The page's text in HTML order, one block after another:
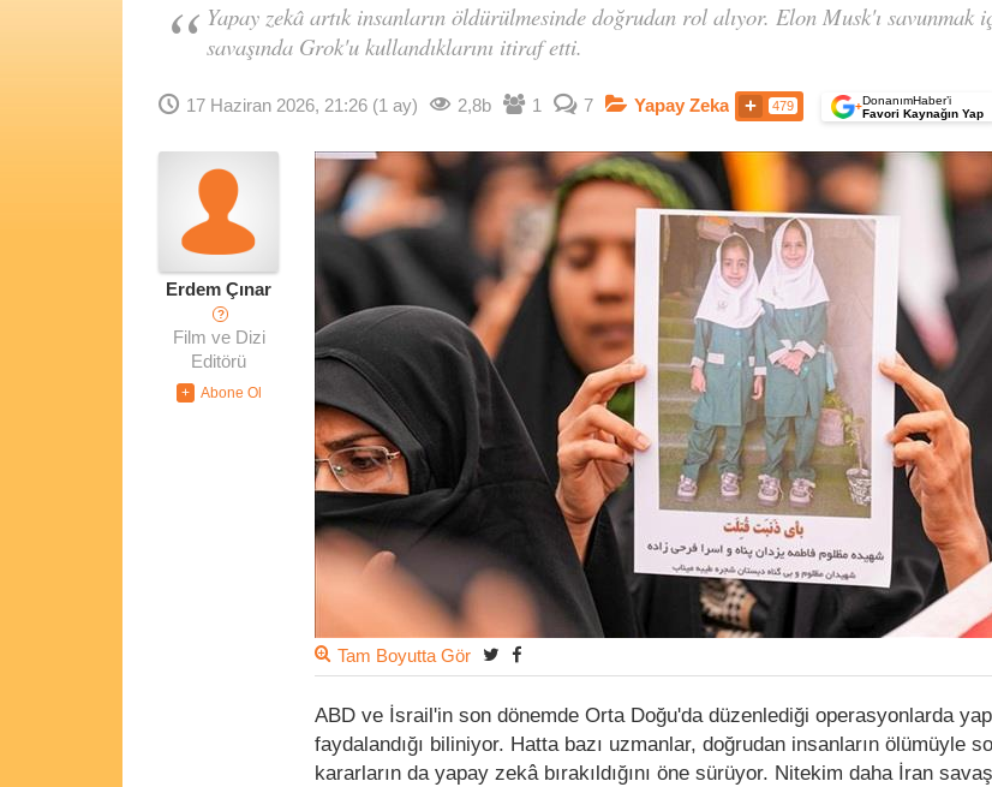
Yapay zekâ artık insanların öldürülmesinde doğrudan rol alıyor. Elon Musk'ı savunmak
savaşında Grok'u kullandıklarını itiraf etti.
17 Haziran 2026, 21:26 (1 ay) 2,8b 1 7 Yapay Zeka 479 +DonanımHaber’i
Favori Kaynağın Yap
Erdem Çınar
?
Film ve Dizi
Editörü
Tam Boyutta Gör
ABD ve İsrail'in son dönemde Orta Doğu'da düzenlediği operasyonlarda
faydalandığı biliniyor. Hatta bazı uzmanlar, doğrudan insanların ölümüyle
kararların da yapay zekâ bırakıldığını öne sürüyor. Nitekim daha İran